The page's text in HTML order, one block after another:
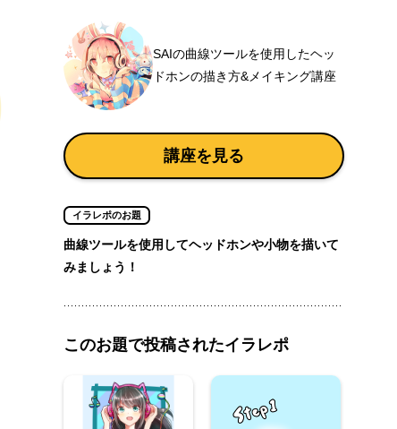
SAIの曲線ツールを使用したヘッ
ドホンの描き方&メイキング講座
講座を見る
イラレポのお題
曲線ツールを使用してヘッドホンや小物を描いて
みましょう！
このお題で投稿されたイラレポ